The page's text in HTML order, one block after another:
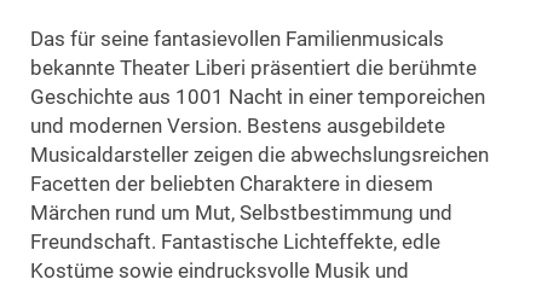
Das für seine fantasievollen Familienmusicals
bekannte Theater Liberi präsentiert die berühmte
Geschichte aus 1001 Nacht in einer temporeichen
und modernen Version. Bestens ausgebildete
Musicaldarsteller zeigen die abwechslungsreichen
Facetten der beliebten Charaktere in diesem
Märchen rund um Mut, Selbstbestimmung und
Freundschaft. Fantastische Lichteffekte, edle
Kostüme sowie eindrucksvolle Musik und